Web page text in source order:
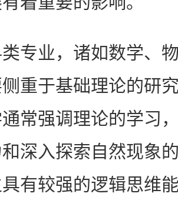
业，诸如数学、物
重于基础理论的研
常强调理论的学习
深入探索自然现象
有较强的逻辑思维